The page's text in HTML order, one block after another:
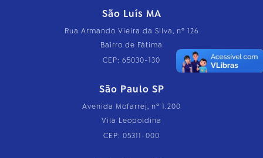
São Luís MA
Rua Armando Vieira da Silva, nº 126
Bairro de Fátima
CEP: 65030-130
São Paulo SP
Avenida Mofarrej, nº 1.200
Vila Leopoldina
CEP: 05311-000